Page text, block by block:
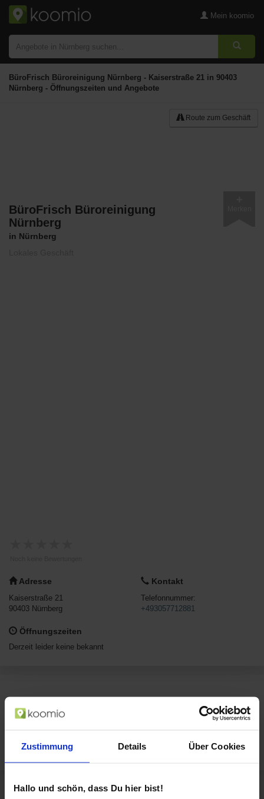
Zustimmung Details Über Cookies
Hallo und schön, dass Du hier bist!
Mein koomio
BüroFrisch Büroreinigung Nürnberg - Kaiserstraße 21 in 90403
Nürnberg - Öffnungszeiten und Angebote
Route zum Geschäft
BüroFrisch Büroreinigung
Nürnberg
in Nürnberg
Adresse
Kaiserstraße 21
90403 Nürnberg
Kontakt
Telefonnummer:
+493057712881
Öffnungszeiten
Derzeit leider keine bekannt
Über BüroFrisch Büroreinigung Nürnberg
Kaiserstraße 21 in Nürnberg
eingefügt.